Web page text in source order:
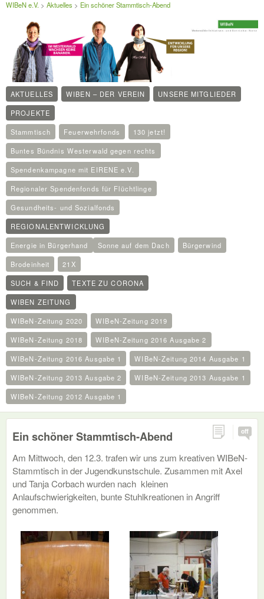
WIBeN e.V. > Aktuelles > Ein schöner Stammtisch-Abend
AKTUELLES WIBEN – DER VEREIN
UNSERE MITGLIEDER
PROJEKTE
Stammtisch
Feuerwehrfonds
130 jetzt!
Buntes Bündnis Westerwald gegen rechts
Spendenkampagne mit EIRENE e.V.
Regionaler Spendenfonds für Flüchtlinge
Gesundheits- und Sozialfonds
REGIONALENTWICKLUNG
Energie in Bürgerhand
Sonne auf dem Dach
Bürgerwind
Brodeinheit
21X
SUCH & FIND
TEXTE ZU CORONA
WIBEN ZEITUNG
WIBeN-Zeitung 2020
WIBeN-Zeitung 2019
WIBeN-Zeitung 2018
WIBeN-Zeitung 2016 Ausgabe 2
WIBeN-Zeitung 2016 Ausgabe 1
WIBeN-Zeitung 2014 Ausgabe 1
WIBeN-Zeitung 2013 Ausgabe 2
WIBeN-Zeitung 2013 Ausgabe 1
WIBeN-Zeitung 2012 Ausgabe 1
off
Ein schöner Stammtisch-Abend
Am Mittwoch, den 12.3. trafen wir uns zum kreativen WIBeN-
Stammtisch in der Jugendkunstschule. Zusammen mit Axel
und Tanja Corbach wurden nach kleinen
Anlaufschwierigkeiten, bunte Stuhlkreationen in Angriff
genommen.